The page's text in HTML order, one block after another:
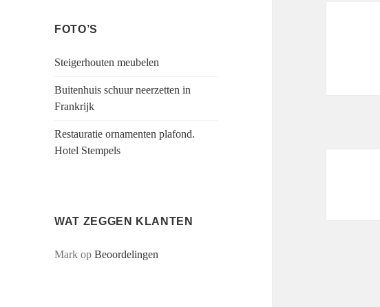
FOTO’S
Steigerhouten meubelen
Buitenhuis schuur neerzetten in
Frankrijk
Restauratie ornamenten plafond.
Hotel Stempels
WAT ZEGGEN KLANTEN
Mark opBeoordelingen